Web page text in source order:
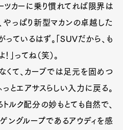
ツカーに乗り慣れてれば限界は
やっぱり新型マカンの卓越した
ているはず。「SUVだから、も
」ってね（笑）。
くて、カーブでは足元を固めつ
とエアサスらしい入力に戻る。
ルク配分の妙もとても自然で、
ングループであるアウディを感